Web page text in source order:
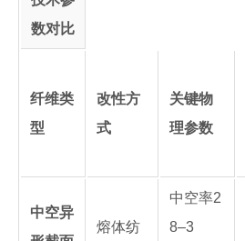
数对比
纤维类
型
改性方
式
关键物
理参数
中空异
熔体纺
中空率2
8–3